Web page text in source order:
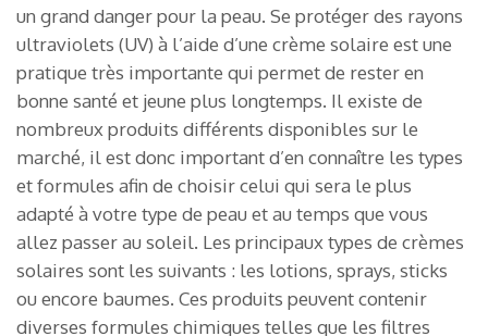
un grand danger pour la peau. Se protéger des rayons
ultraviolets (UV) à l’aide d’une crème solaire est une
pratique très importante qui permet de rester en
bonne santé et jeune plus longtemps. Il existe de
nombreux produits différents disponibles sur le
marché, il est donc important d’en connaître les types
et formules afin de choisir celui qui sera le plus
adapté à votre type de peau et au temps que vous
allez passer au soleil. Les principaux types de crèmes
solaires sont les suivants : les lotions, sprays, sticks
ou encore baumes. Ces produits peuvent contenir
diverses formules chimiques telles que les filtres